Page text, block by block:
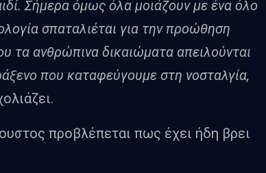
Σήμερα όμως όλα μοιάζουν με ένα όλο
σπαταλιέται για την προώθηση
τα ανθρώπινα δικαιώματα απειλούνται
που καταφεύγουμε στη νοσταλγία,
προβλέπεται πως έχει ήδη βρει